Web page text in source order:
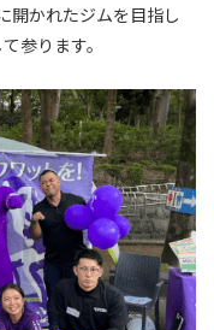
開かれたジムを目指し
参ります。